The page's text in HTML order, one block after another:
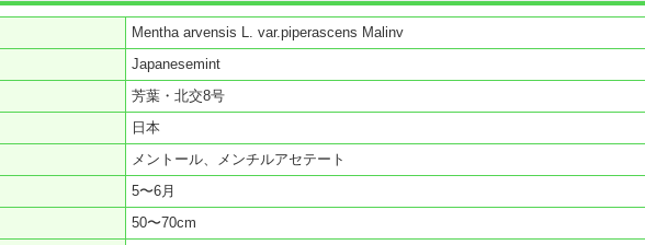
Mentha arvensis L. var.piperascens Malinv
Japanesemint
芳葉・北交8号
日本
メントール、メンチルアセテート
5〜6月
50〜70cm